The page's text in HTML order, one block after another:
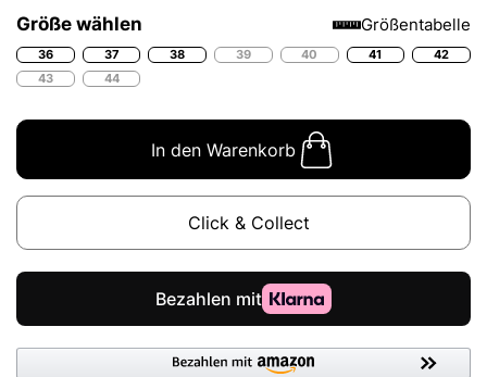
Größe wählen Größentabelle
36 37 38 39 40 41
42
43
44
In den Warenkorb
Click & Collect